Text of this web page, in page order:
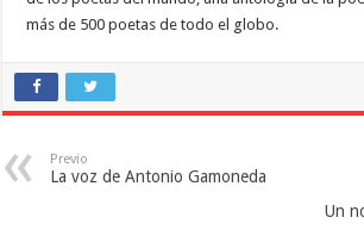
más de 500 poetas de todo el globo.
Previo
La voz de Antonio Gamoneda
Un